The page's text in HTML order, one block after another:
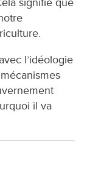
l’idéologie
il va